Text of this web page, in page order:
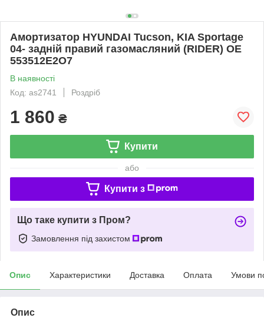
Амортизатор HYUNDAI Tucson, KIA Sportage
04- задній правий газомасляний (RIDER) OE
553512E2O7
В наявності
Код: as2741
Роздріб
1 860 ₴
Купити
або
Купити з
Що таке купити з Пром?
Замовлення під захистом
Опис Характеристики Доставка Оплата Умови
Опис